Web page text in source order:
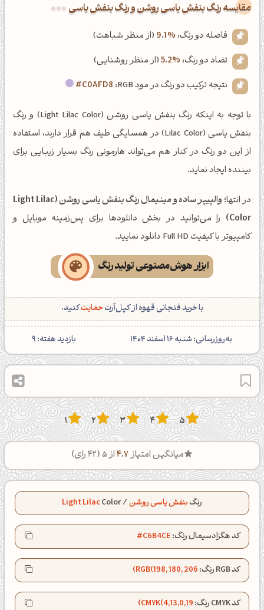
‌مقایسه رنگ بنفش یاسی روشن و رنگ بنفش یاسی
فاصله دو رنگ: 9.1% (از منظر شباهت)
تضاد دو رنگ: 5.2%(از منظر روشنایی)
نتیجه ترکیب دو رنگ در مود RGB:
#C0AFD8
با توجه به اینکه رنگ بنفش یاسی روشن (Light Lilac Color) و رنگ
بنفش یاسی (Lilac Color) در همسایگی طیف هم قرار دارند، استفاده
از این دو رنگ در کنار هم می‌تواند هارمونی رنگ بسیار زیبایی برای
بیننده ایجاد نماید.
در انتها؛
والپیپر ساده و مینیمال رنگ بنفش یاسی روشن (Light Lilac
Color)
را می‌توانید در بخش دانلودها برای پس‌زمینه موبایل و
کامپیوتر با کیفیت Full HD دانلود نمایید.
ابزار هوش‌مصنوعی تولید رنگ
با خرید فنجانی قهوه از کپل‌آرتحمایتکنید.
‌به‌روزرسانی: شنبه 16 اسفند 1404 بازدید هفته:9
5
4
3
2
1
میانگین امتیاز4.7از 5 ( 42رای)
رنگبنفش یاسی روشن/
Color
Light Lilac
کد هگزادسیمال رنگ:#C6B4CE
کد RGB رنگ: RGB(198, 180, 206)
کد CMYK رنگ: CMYK(4,13,0,19)